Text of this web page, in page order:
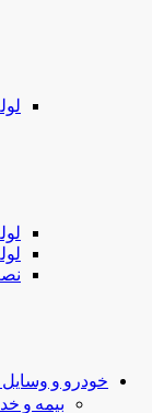
خودرو و وسایل
بیمه و